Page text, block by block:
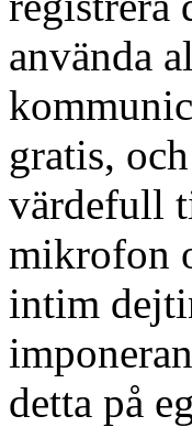
använda
gratis,
värdefull
mikrofon
intim
detta på